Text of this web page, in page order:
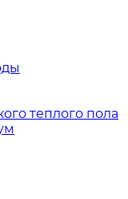
теплого пола